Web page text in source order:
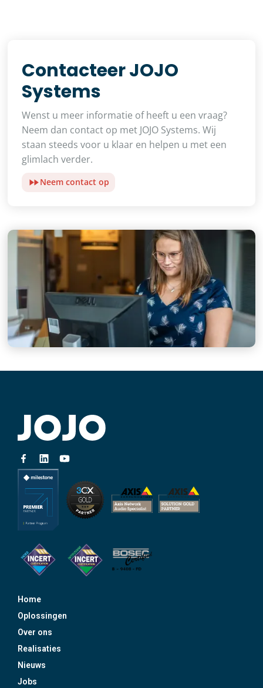
Contacteer JOJO
Systems
Wenst u meer informatie of heeft u een vraag?
Neem dan contact op met JOJO Systems. Wij
staan steeds voor u klaar en helpen u met een
glimlach verder.
Neem contact op
Home
Oplossingen
Over ons
Realisaties
Nieuws
Jobs